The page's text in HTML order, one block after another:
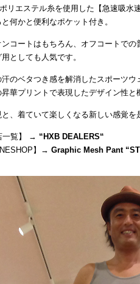
リエステル糸を使用した【急速吸水
何かと便利なポケット付き。
コートはもちろん、オフコートで
としても人気です。
のベタつき感を解消したスポーツ
華プリントで表現したデザイン性と
、着ていて楽しくなる新しい感覚を
一覧】 → “ HXB DEALERS“
】→ Graphic Mesh Pant